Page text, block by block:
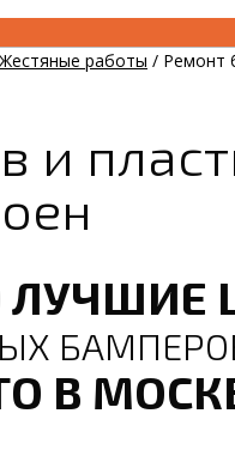
Жестяные работы / Ремонт
и
ЛУЧШИЕ
В